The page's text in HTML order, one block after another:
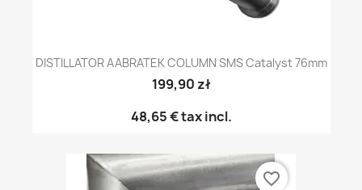
DISTILLATOR AABRATEK COLUMN SMS Catalyst 76mm
199,90 zł
48,65 €tax incl.
favorite_border